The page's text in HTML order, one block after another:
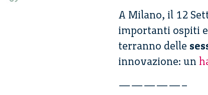
A Milano, il 12
importanti ospiti
terranno delle
innovazione: un
—————–